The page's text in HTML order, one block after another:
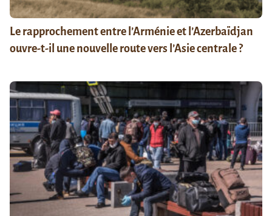
Le rapprochement entre l’Arménie et l’Azerbaïdjan
ouvre-t-il une nouvelle route vers l’Asie centrale ?